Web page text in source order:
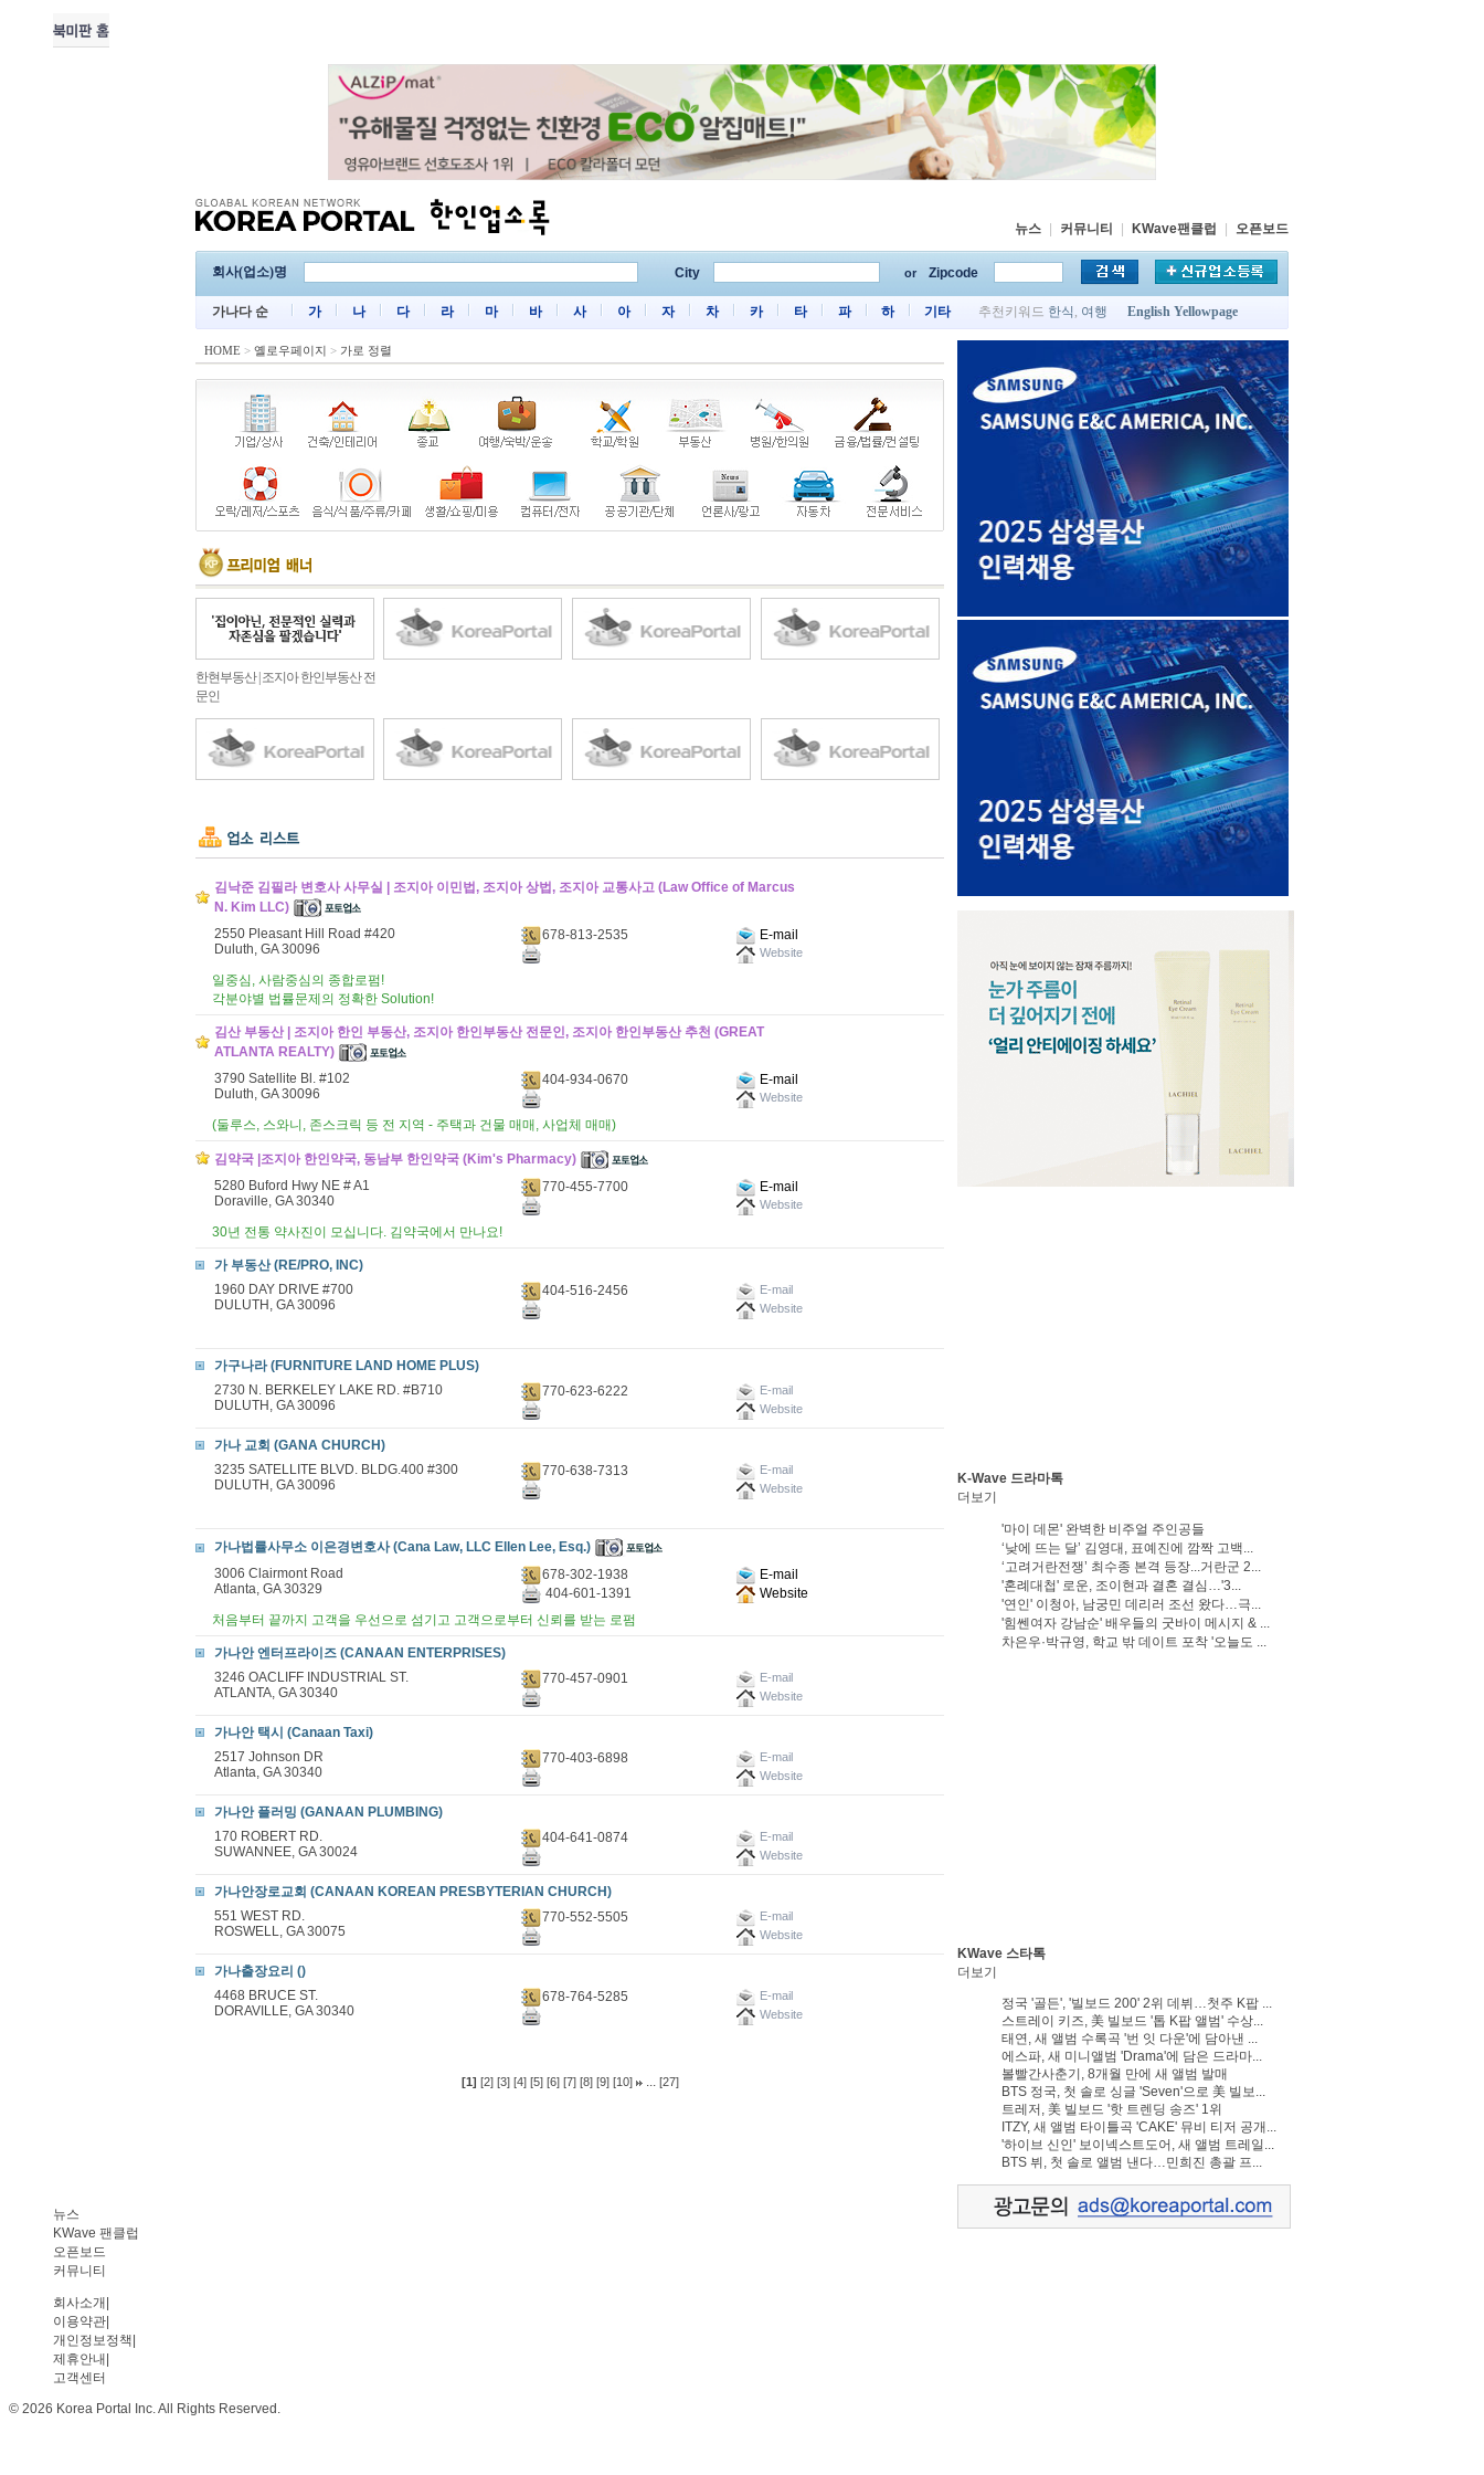
뉴스 커뮤니티 KWave팬클럽 오픈보드
회사(업소)명 City or Zipcode
가나다 순 가 나 다 라 마 바 사 아 자 차 카 타 파 하 기타 추천키워드 한식 , 여행 English Yellowpage
HOME > 옐로우페이지 > 가로 정렬
한현부동산 | 조지아 한인부동산 전
문인
김낙준 김필라 변호사 사무실 | 조지아 이민법, 조지아 상법, 조지아 교통사고 (Law Office of Marcus
N. Kim LLC)
2550 Pleasant Hill Road #420
Duluth, GA 30096
678-813-2535 E-mail
Website
일중심, 사람중심의 종합로펌!
각분야별 법률문제의 정확한 Solution!
김산 부동산 | 조지아 한인 부동산, 조지아 한인부동산 전문인, 조지아 한인부동산 추천 (GREAT
ATLANTA REALTY)
3790 Satellite Bl. #102
Duluth, GA 30096
404-934-0670 E-mail
Website
(둘루스, 스와니, 존스크릭 등 전 지역 - 주택과 건물 매매, 사업체 매매)
김약국 |조지아 한인약국, 동남부 한인약국 (Kim's Pharmacy)
5280 Buford Hwy NE # A1
Doraville, GA 30340
770-455-7700 E-mail
Website
30년 전통 약사진이 모십니다. 김약국에서 만나요!
가 부동산 (RE/PRO, INC)
1960 DAY DRIVE #700
DULUTH, GA 30096
404-516-2456
E-mail
Website
가구나라 (FURNITURE LAND HOME PLUS)
2730 N. BERKELEY LAKE RD. #B710
DULUTH, GA 30096
770-623-6222
E-mail
Website
가나 교회 (GANA CHURCH)
3235 SATELLITE BLVD. BLDG.400 #300
DULUTH, GA 30096
770-638-7313
E-mail
Website
가나법률사무소 이은경변호사 (Cana Law, LLC Ellen Lee, Esq.)
3006 Clairmont Road
Atlanta, GA 30329
678-302-1938
E-mail
404-601-1391
Website
처음부터 끝까지 고객을 우선으로 섬기고 고객으로부터 신뢰를 받는 로펌
가나안 엔터프라이즈 (CANAAN ENTERPRISES)
3246 OACLIFF INDUSTRIAL ST.
ATLANTA, GA 30340
770-457-0901
E-mail
Website
가나안 택시 (Canaan Taxi)
2517 Johnson DR
Atlanta, GA 30340
770-403-6898
E-mail
Website
가나안 플러밍 (GANAAN PLUMBING)
170 ROBERT RD.
SUWANNEE, GA 30024
404-641-0874
E-mail
Website
가나안장로교회 (CANAAN KOREAN PRESBYTERIAN CHURCH)
551 WEST RD.
ROSWELL, GA 30075
770-552-5505
E-mail
Website
가나출장요리 ()
4468 BRUCE ST.
DORAVILLE, GA 30340
678-764-5285
E-mail
Website
[1] [2] [3] [4] [5] [6] [7] [8] [9] [10] ... [27]
K-Wave 드라마톡
더보기
'마이 데몬' 완벽한 비주얼 주인공들
‘낮에 뜨는 달’ 김영대, 표예진에 깜짝 고백...
‘고려거란전쟁’ 최수종 본격 등장...거란군 2...
'혼례대첩' 로운, 조이현과 결혼 결심…'3...
'연인' 이청아, 남궁민 데리러 조선 왔다…극...
'힘쎈여자 강남순' 배우들의 굿바이 메시지 & ...
차은우·박규영, 학교 밖 데이트 포착 '오늘도 ...
KWave 스타톡
더보기
정국 '골든', '빌보드 200' 2위 데뷔…첫주 K팝 ...
스트레이 키즈, 美 빌보드 '톱 K팝 앨범' 수상...
태연, 새 앨범 수록곡 '번 잇 다운'에 담아낸 ...
에스파, 새 미니앨범 'Drama'에 담은 드라마...
볼빨간사춘기, 8개월 만에 새 앨범 발매
BTS 정국, 첫 솔로 싱글 'Seven'으로 美 빌보...
트레저, 美 빌보드 '핫 트렌딩 송즈' 1위
ITZY, 새 앨범 타이틀곡 'CAKE' 뮤비 티저 공개...
'하이브 신인' 보이넥스트도어, 새 앨범 트레일...
BTS 뷔, 첫 솔로 앨범 낸다…민희진 총괄 프...
뉴스
KWave 팬클럽
오픈보드
커뮤니티
회사소개
이용약관
개인정보정책
제휴안내
고객센터
© 2026 Korea Portal Inc. All Rights Reserved.